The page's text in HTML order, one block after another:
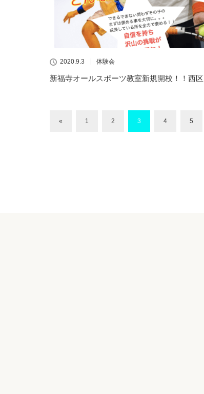
2020.9.3 体験会
新福寺オールスポーツ教室新規開校！！西区
« 1 2 3 4 5